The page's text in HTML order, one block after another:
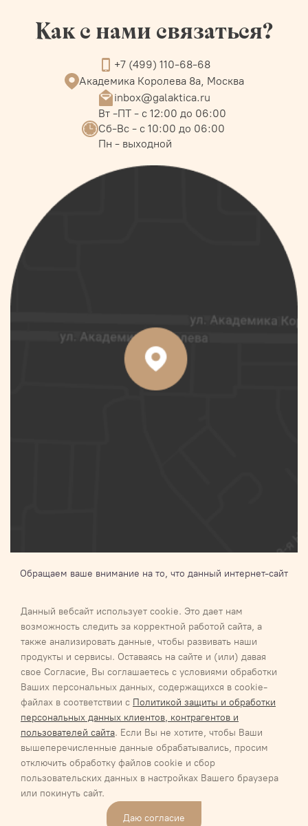
Данный вебсайт использует cookie. Это дает нам
возможность следить за корректной работой сайта, а
также анализировать данные, чтобы развивать наши
продукты и сервисы. Оставаясь на сайте и (или) давая
свое Согласие, Вы соглашаетесь с условиями обработки
Ваших персональных данных, содержащихся в cookie-
файлах в соответствии с Политикой защиты и обработки
персональных данных клиентов, контрагентов и
пользователей сайта. Если Вы не хотите, чтобы Ваши
вышеперечисленные данные обрабатывались, просим
отключить обработку файлов cookie и сбор
пользовательских данных в настройках Вашего браузера
или покинуть сайт.
Даю согласие
Как с нами связаться?
+7 (499) 110-68-68
Академика Королева 8а, Москва
inbox@galaktica.ru
Вт -ПТ - с 12:00 до 06:00
Сб-Вс - с 10:00 до 06:00
Пн - выходной
Обращаем ваше внимание на то, что данный интернет-сайт
определяемой положениями Статьи 437 п.2 Гражданского
кодекса Российской Федерации.Для получения подробной
информации о наличии и стоимости указанных товаров и (или)
услуг, пожалуйста, обращайтесь к менеджеру
Галактика 2027Карта сайта
Соглашение об обработке персональных данных
Соглашение об обработке персональных данных
Обязательство о неразглашении информации, содержащей
персональные данные
Политика/положение обработки персональных данных ООО
«РЕСТОФУД»
Политика/положение обработки персональных данных